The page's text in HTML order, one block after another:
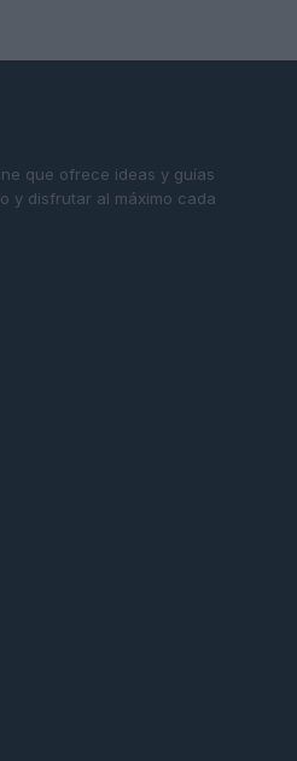
que ofrece ideas y guías
y disfrutar al máximo cada